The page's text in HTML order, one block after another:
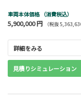
車両本体価格 （消費税込）
5,900,000 円 （税抜
詳細をみる
見積りシミュレーション